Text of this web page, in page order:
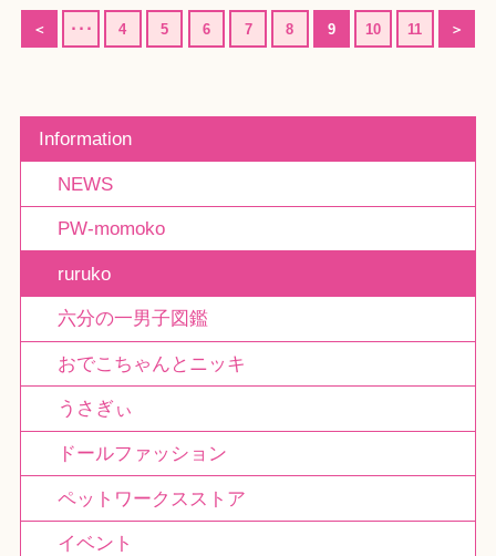
＜ ･･･ 4 5 6 7 8 9 10 11 ＞
Information
NEWS
PW-momoko
ruruko
六分の一男子図鑑
おでこちゃんとニッキ
うさぎぃ
ドールファッション
ペットワークスストア
イベント